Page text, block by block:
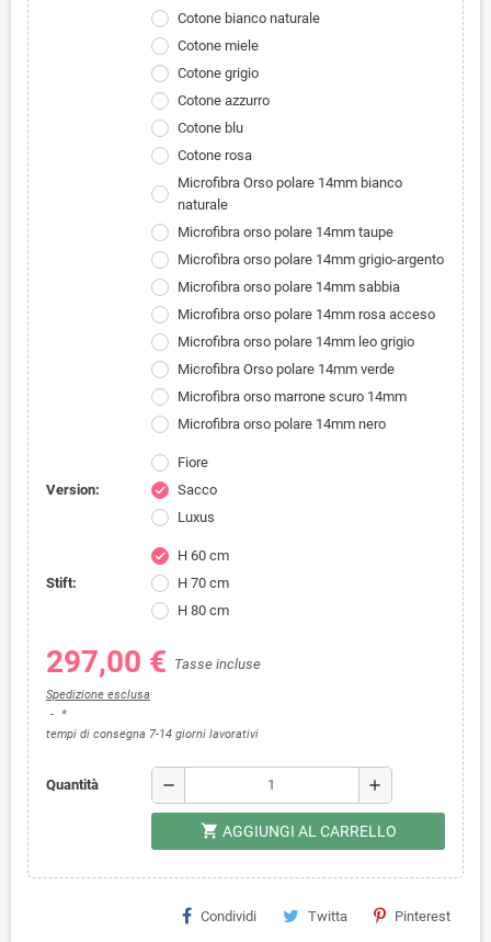
Cotone bianco naturale
Cotone miele
Cotone grigio
Cotone azzurro
Cotone blu
Cotone rosa
Microfibra Orso polare 14mm bianco
naturale
Microfibra orso polare 14mm taupe
Microfibra orso polare 14mm grigio-argento
Microfibra orso polare 14mm sabbia
Microfibra orso polare 14mm rosa acceso
Microfibra orso polare 14mm leo grigio
Microfibra Orso polare 14mm verde
Microfibra orso marrone scuro 14mm
Microfibra orso polare 14mm nero
Version:
Fiore
check
Sacco
Luxus
Stift:
check
H 60 cm
H 70 cm
H 80 cm
297,00 € Tasse incluse
Spedizione esclusa
*
tempi di consegna 7-14 giorni lavorativi
Quantità remove add
shopping_cart AGGIUNGI AL CARRELLO
Condividi Twitta Pinterest